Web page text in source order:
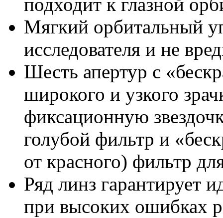
подходит к глазной
Мягкий орбитальный
исследователя и не
Шесть апертур с
широкого и узкого
фиксационную
голубой фильтр и
от красного) фильтр
Ряд линз гарантирует
при высоких ошибках